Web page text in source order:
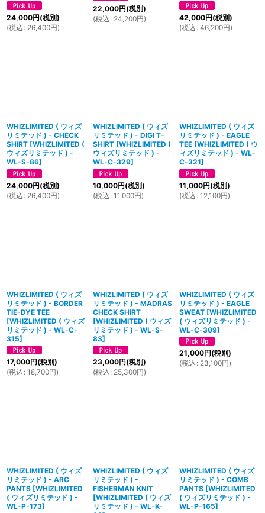
24,000円(税別)
(税込 : 26,400円)
22,000円(税別)
(税込 : 24,200円) 42,000円(税別)
(税込 : 46,200円)
WHIZLIMITED ( ウィズ
リミテッド ) - CHECK
SHIRT [WHIZLIMITED (
ウィズリミテッド ) -
WL-S-86]
24,000円(税別)
(税込 : 26,400円)
WHIZLIMITED ( ウィズ
リミテッド ) - DIGI T-
SHIRT [WHIZLIMITED (
ウィズリミテッド ) -
WL-C-329]
10,000円(税別)
(税込 : 11,000円)
WHIZLIMITED ( ウィズ
リミテッド ) - EAGLE
TEE [WHIZLIMITED ( ウ
ィズリミテッド ) - WL-
C-321]
11,000円(税別)
(税込 : 12,100円)
WHIZLIMITED ( ウィズ
リミテッド ) - BORDER
TIE-DYE TEE
[WHIZLIMITED ( ウィズ
リミテッド ) - WL-C-
315]
17,000円(税別)
(税込 : 18,700円)
WHIZLIMITED ( ウィズ
リミテッド ) - MADRAS
CHECK SHIRT
[WHIZLIMITED ( ウィズ
リミテッド ) - WL-S-
83]
23,000円(税別)
(税込 : 25,300円)
WHIZLIMITED ( ウィズ
リミテッド ) - EAGLE
SWEAT [WHIZLIMITED
( ウィズリミテッド ) -
WL-C-309]
21,000円(税別)
(税込 : 23,100円)
WHIZLIMITED ( ウィズ
リミテッド ) - ARC
PANTS [WHIZLIMITED
( ウィズリミテッド ) -
WL-P-173]
WHIZLIMITED ( ウィズ
リミテッド ) -
FISHERMAN KNIT
[WHIZLIMITED ( ウィズ
リミテッド ) - WL-K-
WHIZLIMITED ( ウィズ
リミテッド ) - COMB
PANTS [WHIZLIMITED
( ウィズリミテッド ) -
WL-P-165]